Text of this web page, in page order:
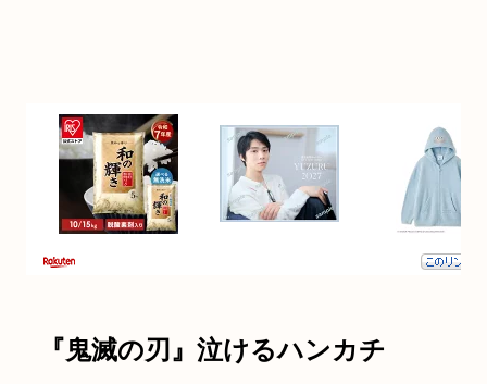
『鬼滅の刃』泣けるハンカチ